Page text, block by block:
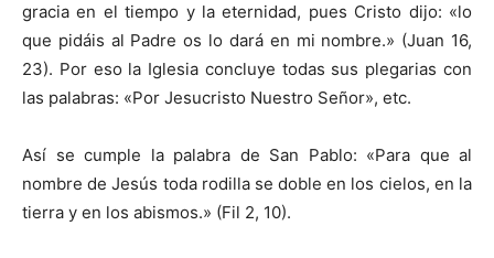
gracia en el tiempo y la eternidad, pues Cristo dijo: «lo
que pidáis al Padre os lo dará en mi nombre.» (Juan 16,
23). Por eso la Iglesia concluye todas sus plegarias con
las palabras: «Por Jesucristo Nuestro Señor», etc.
Así se cumple la palabra de San Pablo: «Para que al
nombre de Jesús toda rodilla se doble en los cielos, en la
tierra y en los abismos.» (Fil 2, 10).